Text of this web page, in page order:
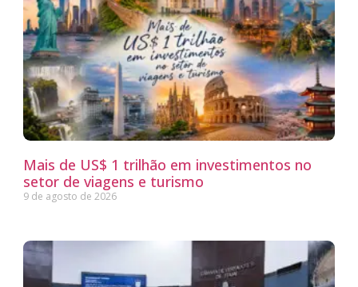
Mais de US$ 1 trilhão em investimentos no
setor de viagens e turismo
9 de agosto de 2026